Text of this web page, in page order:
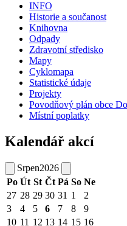
INFO
Historie a součanost
Knihovna
Odpady
Zdravotní středisko
Mapy
Cyklomapa
Statistické údaje
Projekty
Povodňový plán obce
Místní poplatky
Kalendář akcí
Srpen2026
Po Út St Čt Pá So Ne
27 28 29 30 31 1
2
3
4 5 6 7 8
9
10 11 12 13 14 15 16